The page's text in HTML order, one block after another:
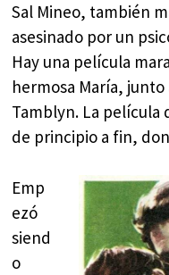
Sal Mineo, también
asesinado por un
Hay una película
hermosa María, junto
Tamblyn. La película
de principio a fin,
Emp
ezó
siend
o